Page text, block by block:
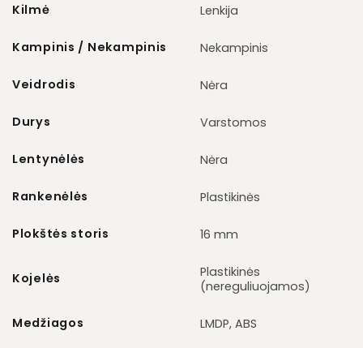
Kilmė Lenkija
Kampinis / Nekampinis Nekampinis
Veidrodis Nėra
Durys Varstomos
Lentynėlės Nėra
Rankenėlės Plastikinės
Plokštės storis 16 mm
Kojelės
Plastikinės
(nereguliuojamos)
Medžiagos LMDP, ABS